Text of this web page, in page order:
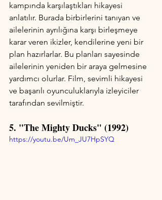
kampında karşılaştıkları hikayesi
anlatılır. Burada birbirlerini tanıyan ve
ailelerinin ayrılığına karşı birleşmeye
karar veren ikizler, kendilerine yeni bir
plan hazırlarlar. Bu planları sayesinde
ailelerinin yeniden bir araya gelmesine
yardımcı olurlar. Film, sevimli hikayesi
ve başarılı oyunculuklarıyla izleyiciler
tarafından sevilmiştir.
5. "The Mighty Ducks" (1992)
https://youtu.be/Um_JU7HpSYQ